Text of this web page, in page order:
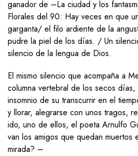
ganador de –La ciudad y los
Florales del 90: Hay veces en que
garganta/ el filo ardiente de la
pudre la piel de los días. / Un
silencio de la lengua de Dios.
El mismo silencio que acompaña a
columna vertebral de los secos días,
insomnio de su transcurrir en el
y llorar, alegrarse con unos tragos,
ido, uno de ellos, el poeta Arnulfo
van los amigos que quedan muertos
mirada? –